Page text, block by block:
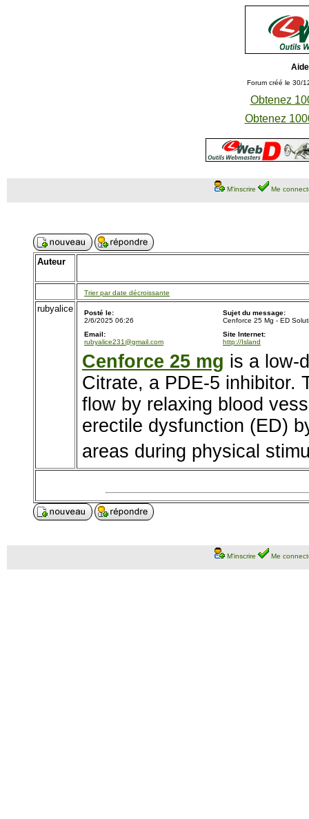
Forum créé le 30/
Obtenez
Obtenez
M'inscrire Me
Auteur
Trier par date décroissante
rubyalice
Posté le:
2/6/2025 06:26
Sujet du message:
Cenforce 25 Mg - ED
Email:
rubyalice231@gmail.com
Site Internet:
http://Island
Cenforce 25 mg is a low-
Citrate, a PDE-5 inhibitor.
flow by relaxing blood
erectile dysfunction (ED)
areas during physical
M'inscrire Me